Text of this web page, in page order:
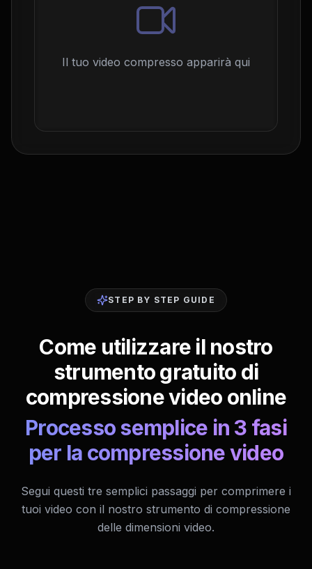
Il tuo video compresso apparirà qui
STEP BY STEP GUIDE
Come utilizzare il nostro
strumento gratuito di
compressione video online
Processo semplice in 3 fasi
per la compressione video
Segui questi tre semplici passaggi per comprimere i
tuoi video con il nostro strumento di compressione
delle dimensioni video.